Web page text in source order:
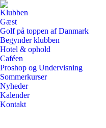
Klubben
Gæst
Golf på toppen af Danmark
Begynder klubben
Hotel & ophold
Caféen
Proshop og Undervisning
Sommerkurser
Nyheder
Kalender
Kontakt